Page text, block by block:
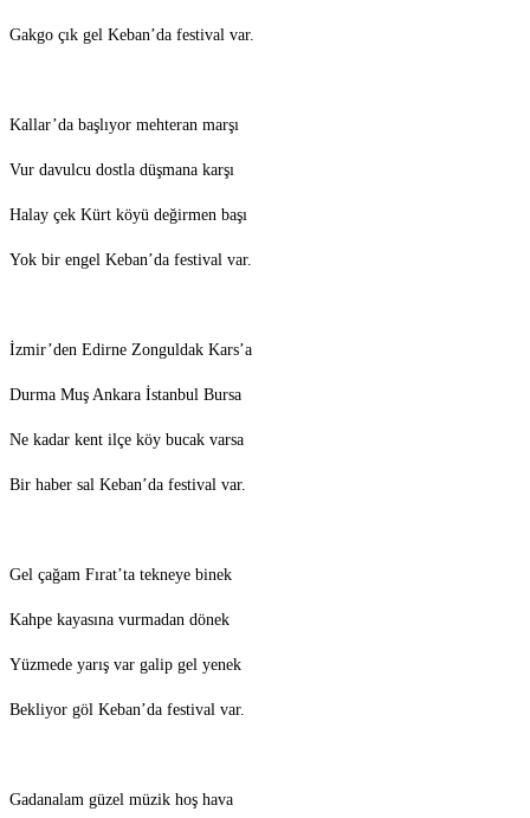
Gakgo çık gel Keban’da festival var.
Kallar’da başlıyor mehteran marşı
Vur davulcu dostla düşmana karşı
Halay çek Kürt köyü değirmen başı
Yok bir engel Keban’da festival var.
İzmir’den Edirne Zonguldak Kars’a
Durma Muş Ankara İstanbul Bursa
Ne kadar kent ilçe köy bucak varsa
Bir haber sal Keban’da festival var.
Gel çağam Fırat’ta tekneye binek
Kahpe kayasına vurmadan dönek
Yüzmede yarış var galip gel yenek
Bekliyor göl Keban’da festival var.
Gadanalam güzel müzik hoş hava